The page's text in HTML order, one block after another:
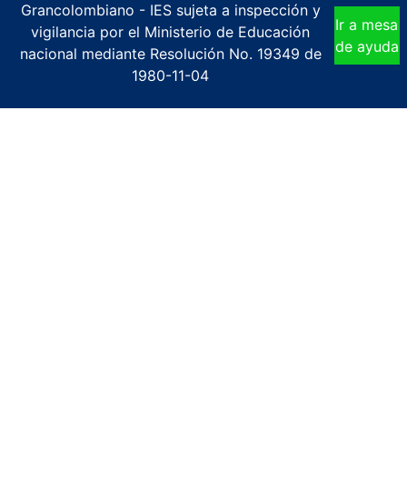
Grancolombiano - IES sujeta a inspección y
vigilancia por el Ministerio de Educación
nacional mediante Resolución No. 19349 de
1980-11-04
Ir a mesa
de ayuda